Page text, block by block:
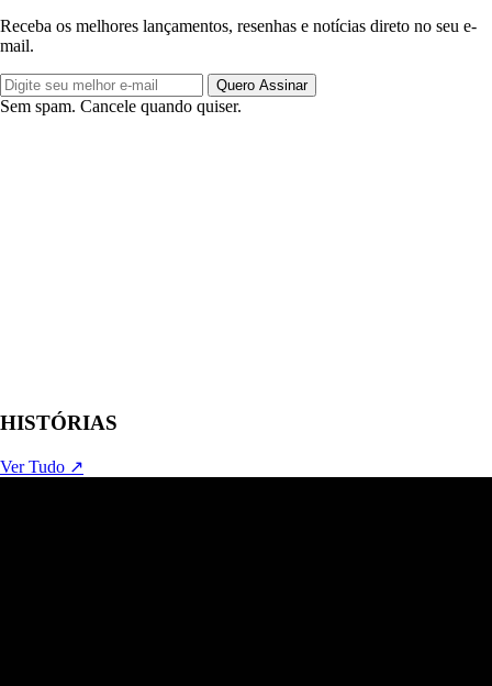
Receba os melhores lançamentos, resenhas e notícias direto no seu e-
mail.
Quero Assinar
Sem spam. Cancele quando quiser.
HISTÓRIAS
Ver Tudo ↗